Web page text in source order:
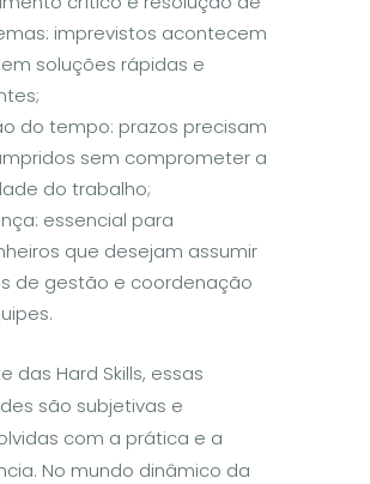
imprevistos acontecem
soluções rápidas e
do tempo: prazos precisam
sem comprometer a
do trabalho;
essencial para
que desejam assumir
de gestão e coordenação
das Hard Skills, essas
são subjetivas e
com a prática e a
No mundo dinâmico da